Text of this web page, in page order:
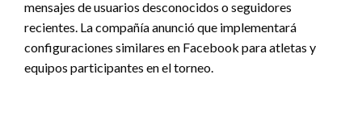
mensajes de usuarios desconocidos o seguidores
recientes. La compañía anunció que implementará
configuraciones similares en Facebook para atletas y
equipos participantes en el torneo.